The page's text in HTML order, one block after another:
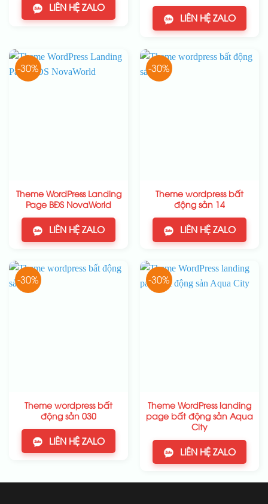
LIÊN HỆ ZALO
LIÊN HỆ ZALO
-30%
Theme WordPress Landing
Page BĐS NovaWorld
LIÊN HỆ ZALO
-30%
Theme wordpress bất
động sản 14
LIÊN HỆ ZALO
-30%
Theme wordpress bất
động sản 030
LIÊN HỆ ZALO
-30%
Theme WordPress landing
page bất động sản Aqua
City
LIÊN HỆ ZALO